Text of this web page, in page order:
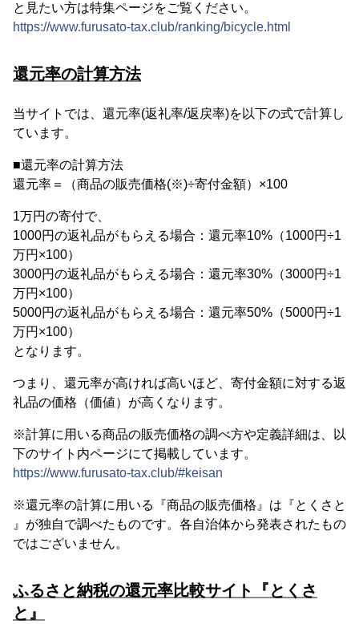
と見たい方は特集ページをご覧ください。
https://www.furusato-tax.club/ranking/bicycle.html
還元率の計算方法
当サイトでは、還元率(返礼率/返戻率)を以下の式で計算し
ています。
■還元率の計算方法
還元率＝（商品の販売価格(※)÷寄付金額）×100
1万円の寄付で、
1000円の返礼品がもらえる場合：還元率10%（1000円÷1
万円×100）
3000円の返礼品がもらえる場合：還元率30%（3000円÷1
万円×100）
5000円の返礼品がもらえる場合：還元率50%（5000円÷1
万円×100）
となります。
つまり、還元率が高ければ高いほど、寄付金額に対する返
礼品の価格（価値）が高くなります。
※計算に用いる商品の販売価格の調べ方や定義詳細は、以
下のサイト内ページにて掲載しています。
https://www.furusato-tax.club/#keisan
※還元率の計算に用いる『商品の販売価格』は『とくさと
』が独自で調べたものです。各自治体から発表されたもの
ではございません。
ふるさと納税の還元率比較サイト『とくさ
と』